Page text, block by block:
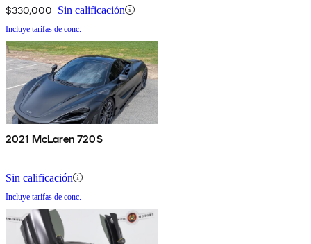
$330,000 Sin calificación
Incluye tarifas de conc.
2021 McLaren 720S
Sin calificación
Incluye tarifas de conc.